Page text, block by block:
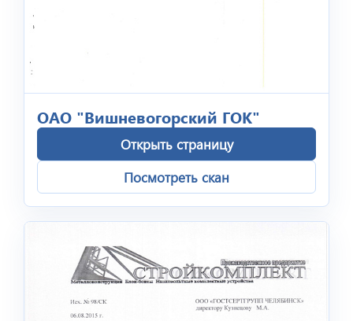
ОАО "Вишневогорский ГОК"
Открыть страницу
Посмотреть скан